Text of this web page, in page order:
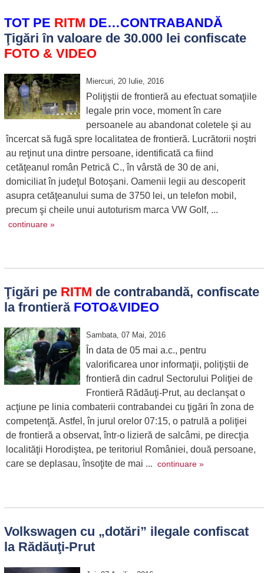
TOT PE RITM DE…CONTRABANDĂ
Ţigări în valoare de 30.000 lei confiscate
FOTO & VIDEO
Miercuri, 20 Iulie, 2016
Poliţiştii de frontieră au efectuat somaţiile
legale prin voce, moment în care
persoanele au abandonat coletele şi au
încercat să fugă spre localitatea de frontieră. Lucrătorii noştri
au reţinut una dintre persoane, identificată ca fiind
cetăţeanul român Petrică C., în vârstă de 30 de ani,
domiciliat în judeţul Botoşani. Oamenii legii au descoperit
asupra cetăţeanului suma de 3750 lei, un telefon mobil,
precum şi cheile unui autoturism marca VW Golf, ...
continuare »
Ţigări pe RITM de contrabandă, confiscate
la frontieră FOTO&VIDEO
Sambata, 07 Mai, 2016
În data de 05 mai a.c., pentru
valorificarea unor informaţii, poliţiştii de
frontieră din cadrul Sectorului Poliţiei de
Frontieră Rădăuţi-Prut, au declanşat o
acţiune pe linia combaterii contrabandei cu ţigări în zona de
competenţă. Astfel, în jurul orelor 07:15, o patrulă a poliţiei
de frontieră a observat, într-o lizieră de salcâmi, pe direcţia
localităţii Horodiştea, pe teritoriul României, două persoane,
care se deplasau, însoţite de mai ... continuare »
Volkswagen cu „dotări” ilegale confiscat
la Rădăuţi-Prut